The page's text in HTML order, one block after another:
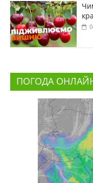
ПОГОДА